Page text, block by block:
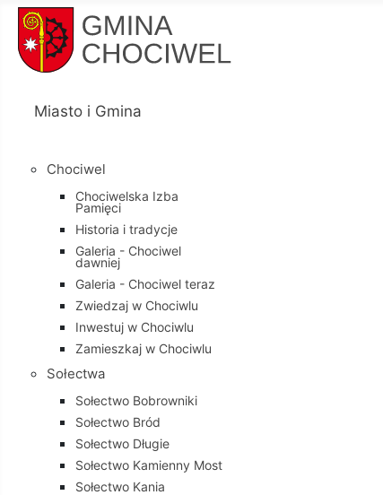
Miasto i Gmina
Chociwel
Chociwelska Izba
Pamięci
Historia i tradycje
Galeria - Chociwel
dawniej
Galeria - Chociwel teraz
Zwiedzaj w Chociwlu
Inwestuj w Chociwlu
Zamieszkaj w Chociwlu
Sołectwa
Sołectwo Bobrowniki
Sołectwo Bród
Sołectwo Długie
Sołectwo Kamienny Most
Sołectwo Kania